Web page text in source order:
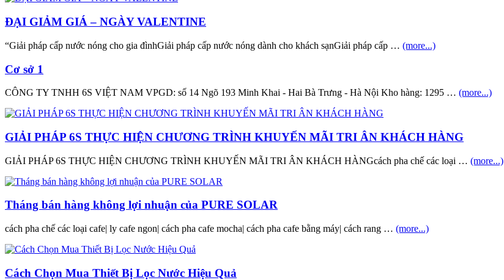
ĐẠI GIẢM GIÁ – NGÀY VALENTINE
“Giải pháp cấp nước nóng cho gia đìnhGiải pháp cấp nước nóng dành cho khách sạnGiải pháp cấp … (more...)
Cơ sở 1
CÔNG TY TNHH 6S VIỆT NAM VPGD: số 14 Ngõ 193 Minh Khai - Hai Bà Trưng - Hà Nội Kho hàng: 1295 … (more...)
GIẢI PHÁP 6S THỰC HIỆN CHƯƠNG TRÌNH KHUYẾN MÃI TRI ÂN KHÁCH HÀNG
GIẢI PHÁP 6S THỰC HIỆN CHƯƠNG TRÌNH KHUYẾN MÃI TRI ÂN KHÁCH HÀNGcách pha chế các loại … (more...)
Tháng bán hàng không lợi nhuận của PURE SOLAR
cách pha chế các loại cafe| ly cafe ngon| cách pha cafe mocha| cách pha cafe bằng máy| cách rang … (more...)
Cách Chọn Mua Thiết Bị Lọc Nước Hiệu Quả